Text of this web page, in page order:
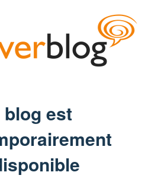
blog est